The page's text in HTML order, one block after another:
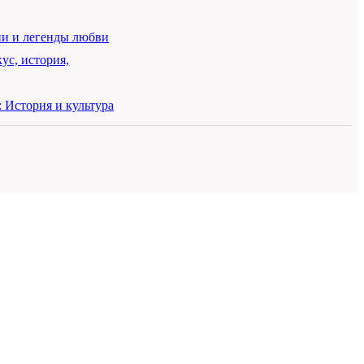
и легенды любви
история,
и культура